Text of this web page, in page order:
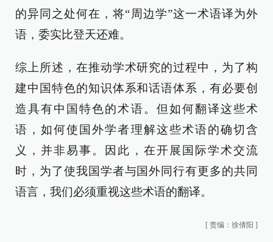
的异同之处何在，将“周边学”这一术语译为外
语，委实比登天还难。
综上所述，在推动学术研究的过程中，为了构
建中国特色的知识体系和话语体系，有必要创
造具有中国特色的术语。但如何翻译这些术
语，如何使国外学者理解这些术语的确切含
义，并非易事。因此，在开展国际学术交流
时，为了使我国学者与国外同行有更多的共同
语言，我们必须重视这些术语的翻译。
[ 责编：徐倩阳 ]